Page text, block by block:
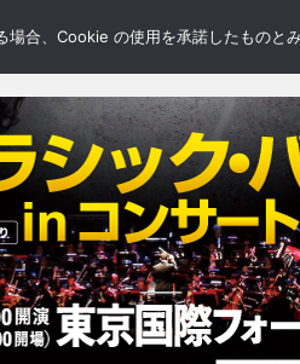
合、Cookie の使用を承諾したものとみ